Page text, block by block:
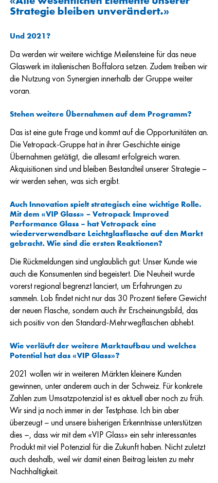
Strategie bleiben unverändert.»
Und 2021?
Da werden wir weitere wichtige Meilensteine für das neue
Glaswerk im italienischen Boffalora setzen. Zudem treiben wir
die Nutzung von Synergien innerhalb der Gruppe weiter
voran.
Stehen weitere Übernahmen auf dem Programm?
Das ist eine gute Frage und kommt auf die Opportunitäten an.
Die Vetropack-Gruppe hat in ihrer Geschichte einige
Übernahmen getätigt, die allesamt erfolgreich waren.
Akquisitionen sind und bleiben Bestandteil unserer Strategie –
wir werden sehen, was sich ergibt.
Auch Innovation spielt strategisch eine wichtige Rolle.
Mit dem «VIP Glass» – Vetropack Improved
Performance Glass – hat Vetropack eine
wiederverwendbare Leichtglasflasche auf den Markt
gebracht. Wie sind die ersten Reaktionen?
Die Rückmeldungen sind unglaublich gut: Unser Kunde wie
auch die Konsumenten sind begeistert. Die Neuheit wurde
vorerst regional begrenzt lanciert, um Erfahrungen zu
sammeln. Lob findet nicht nur das 30 Prozent tiefere Gewicht
der neuen Flasche, sondern auch ihr Erscheinungsbild, das
sich positiv von den Standard-Mehrwegflaschen abhebt.
Wie verläuft der weitere Marktaufbau und welches
Potential hat das «VIP Glass»?
2021 wollen wir in weiteren Märkten kleinere Kunden
gewinnen, unter anderem auch in der Schweiz. Für konkrete
Zahlen zum Umsatzpotenzial ist es aktuell aber noch zu früh.
Wir sind ja noch immer in der Testphase. Ich bin aber
überzeugt – und unsere bisherigen Erkenntnisse unterstützen
dies –, dass wir mit dem «VIP Glass» ein sehr interessantes
Produkt mit viel Potenzial für die Zukunft haben. Nicht zuletzt
auch deshalb, weil wir damit einen Beitrag leisten zu mehr
Nachhaltigkeit.